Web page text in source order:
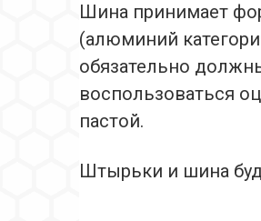
Шина принимает
(алюминий
обязательно
воспользоваться
пастой.
Штырьки и шина